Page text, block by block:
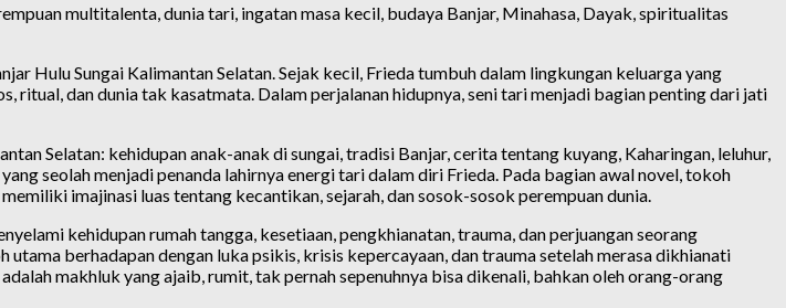
multitalenta, dunia tari, ingatan masa kecil, budaya Banjar, Minahasa, Dayak, spiritualitas
Hulu Sungai Kalimantan Selatan. Sejak kecil, Frieda tumbuh dalam lingkungan keluarga yang
ritual, dan dunia tak kasatmata. Dalam perjalanan hidupnya, seni tari menjadi bagian penting dari jati
Selatan: kehidupan anak-anak di sungai, tradisi Banjar, cerita tentang kuyang, Kaharingan, leluhur,
seolah menjadi penanda lahirnya energi tari dalam diri Frieda. Pada bagian awal novel, tokoh
imajinasi luas tentang kecantikan, sejarah, dan sosok-sosok perempuan dunia.
kehidupan rumah tangga, kesetiaan, pengkhianatan, trauma, dan perjuangan seorang
berhadapan dengan luka psikis, krisis kepercayaan, dan trauma setelah merasa dikhianati
makhluk yang ajaib, rumit, tak pernah sepenuhnya bisa dikenali, bahkan oleh orang-orang